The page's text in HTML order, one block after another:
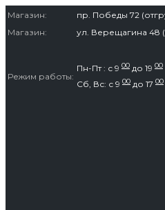
Перейти
к
Магазин: пр. Победы 72
Магазин:
ул. Верещагина 48
Режим работы:
Пн-Пт : с 9 00 до 19 00
Сб, Вс: с 9 00 до 17 00